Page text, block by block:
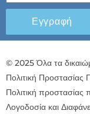
Εγγραφή
© 2025 Όλα τα
Πολιτική
Πολιτική προστασίας
Λογοδοσία και